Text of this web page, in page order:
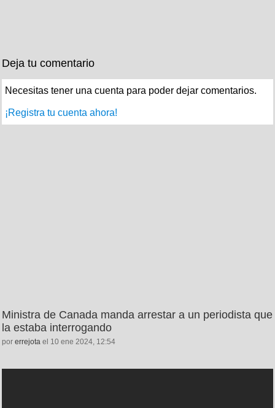
Deja tu comentario
Necesitas tener una cuenta para poder dejar comentarios.
¡Registra tu cuenta ahora!
Ministra de Canada manda arrestar a un periodista que
la estaba interrogando
por errejota el 10 ene 2024, 12:54